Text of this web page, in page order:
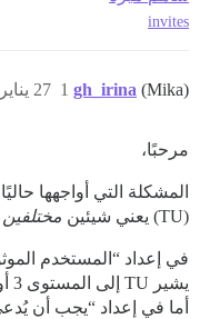
invites
gh_irina (Mika) 27 يناير 2020، 12:11م 1
مرحبًا،
المشكلة التي أواجهها
(TU) يعني شيئين
مختلفين
في إعداد “المستخدم
يشير TU إلى المستوى 3 أو أعلى (tl3+).
أما في إعداد “يجب أن